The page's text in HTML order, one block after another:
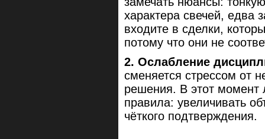
характера свечей, едва
входите в сделки,
потому что они не
2. Ослабление
сменяется стрессом от
решения. В этот момент
правила: увеличивать
чёткого подтверждения.